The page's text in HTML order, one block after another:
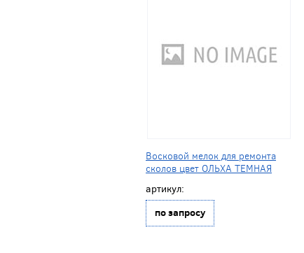
Восковой мелок для ремонта
сколов цвет ОЛЬХА ТЕМНАЯ
артикул:
по запросу